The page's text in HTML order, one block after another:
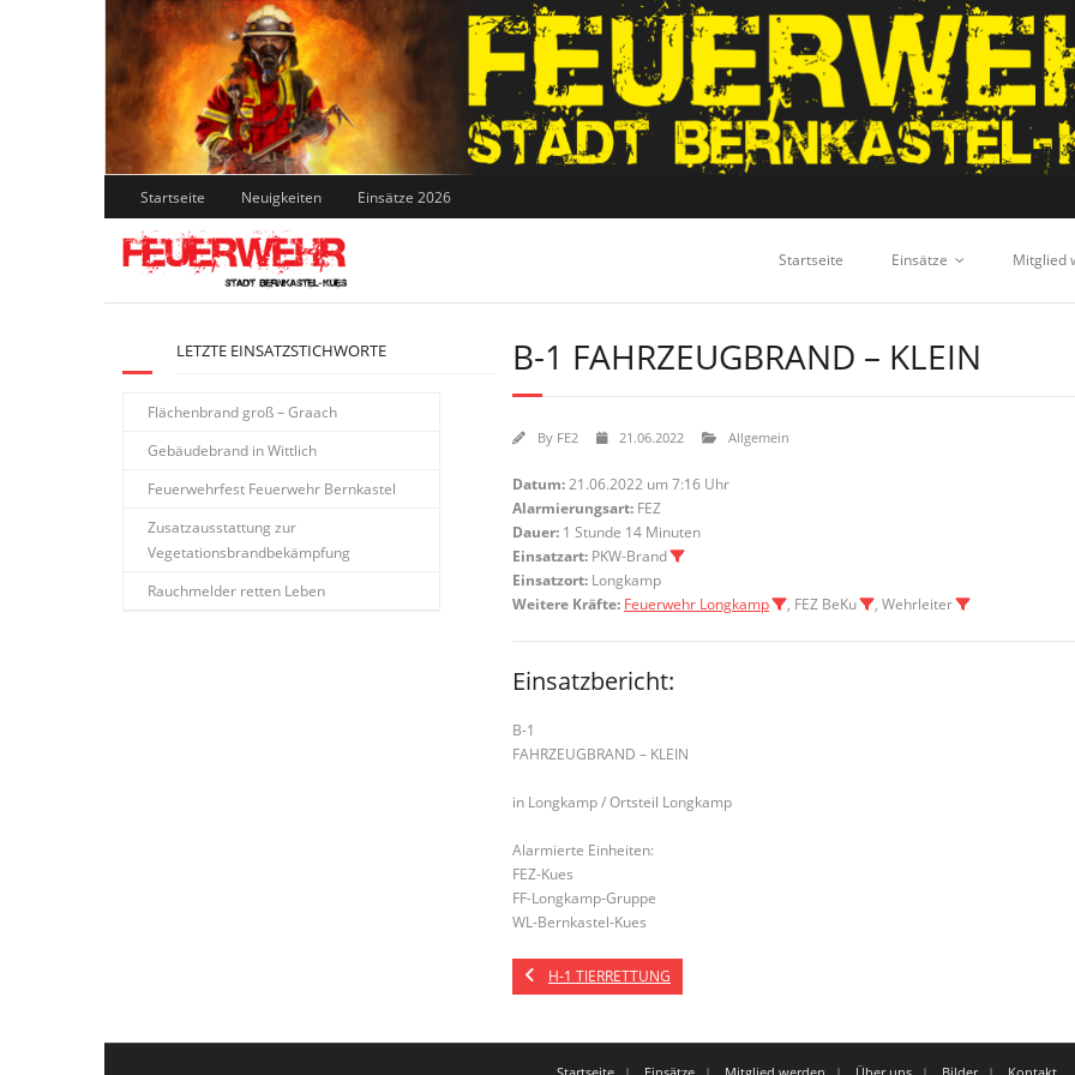
Skip
to
content
Startseite Neuigkeiten Einsätze 2026
Startseite Einsätze Mitglied
B-1 FAHRZEUGBRAND – KLEIN
By FE2 21.06.2022 Allgemein
Datum:21.06.2022 um 7:16 Uhr
Alarmierungsart: FEZ
Dauer: 1 Stunde 14 Minuten
Einsatzart: PKW-Brand
Einsatzort: Longkamp
Weitere Kräfte: Feuerwehr Longkamp , FEZ BeKu , Wehrleiter
Einsatzbericht:
B-1
FAHRZEUGBRAND – KLEIN
in Longkamp / Ortsteil Longkamp
Alarmierte Einheiten:
FEZ-Kues
FF-Longkamp-Gruppe
WL-Bernkastel-Kues
H-1 TIERRETTUNG
LETZTE EINSATZSTICHWORTE
Flächenbrand groß – Graach
Gebäudebrand in Wittlich
Feuerwehrfest Feuerwehr Bernkastel
Zusatzausstattung zur
Vegetationsbrandbekämpfung
Rauchmelder retten Leben